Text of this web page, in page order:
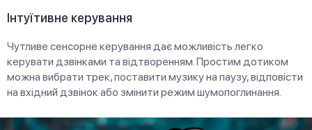
Інтуїтивне керування
Чутливе сенсорне керування дає можливість легко
керувати дзвінками та відтворенням. Простим дотиком
можна вибрати трек, поставити музику на паузу, відповісти
на вхідний дзвінок або змінити режим шумопоглинання.